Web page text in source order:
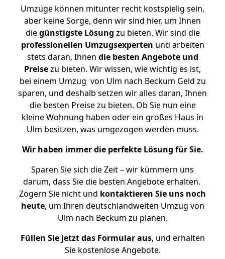
Umzüge können mitunter recht kostspielig sein,
aber keine Sorge, denn wir sind hier, um Ihnen
diegünstigste Lösung zu bieten. Wir sind die
professionellen Umzugsexperten und arbeiten
stets daran, Ihnen die besten Angebote und
Preisezu bieten. Wir wissen, wie wichtig es ist,
bei einem Umzug von Ulm nach Beckum Geld zu
sparen, und deshalb setzen wir alles daran, Ihnen
die besten Preise zu bieten. Ob Sie nun eine
kleine Wohnung haben oder ein großes Haus in
Ulm besitzen, was umgezogen werden muss.
Wir haben immer die perfekte Lösung für Sie.
Sparen Sie sich die Zeit – wir kümmern uns
darum, dass Sie die besten Angebote erhalten.
Zögern Sie nicht und kontaktieren Sie uns noch
heute, um Ihren deutschlandweiten Umzug von
Ulm nach Beckum zu planen.
Füllen Sie jetzt das Formular aus, und erhalten
Sie kostenlose Angebote.